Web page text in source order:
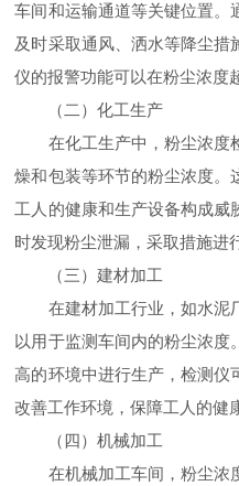
车间和运输通道等关键位置。
及时采取通风、洒水等降尘措
仪的报警功能可以在粉尘浓度
（二）化工生产
在化工生产中，粉尘浓度检
燥和包装等环节的粉尘浓度。
工人的健康和生产设备构成威
时发现粉尘泄漏，采取措施进
（三）建材加工
在建材加工行业，如水泥
以用于监测车间内的粉尘浓
高的环境中进行生产，检测仪
改善工作环境，保障工人的健
（四）机械加工
在机械加工车间，粉尘浓